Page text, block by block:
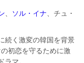
ソル・イナ 、チュ・
続く激変の韓国を背景
初恋を守るために激
ラマ。